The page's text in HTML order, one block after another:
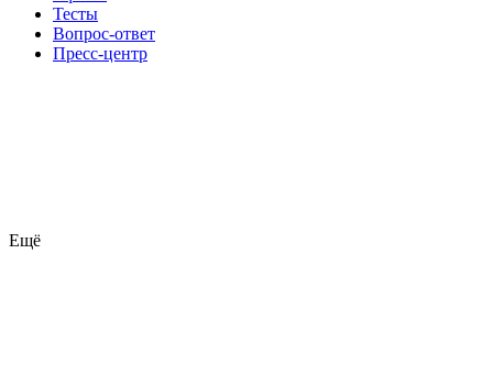
Тесты
Вопрос-ответ
Пресс-центр
Ещё